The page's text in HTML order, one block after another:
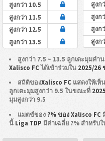
สูงกว่า 10.5
สูงกว่า 11.5
สูงกว่า 12.5
สูงกว่า 13.5
สูงก
สูงก
สูงก
สูงก
สูงกว่า 7.5 ~ 13.5 ลูกเตะมุมค
Xalisco FCได้เข้าร่วมใน 2025/26
สถิติของXalisco FC แสดงให้เห็
ลูกเตะมุมสูงกว่า 9.5 ในขณะที่
มุมสูงกว่า 9.5
แมตช์ของ ?% ของ Xalisco FC
นี้ Liga TDP มีค่าเฉลี่ย ?% สำหรับ